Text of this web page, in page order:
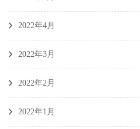
2022年4月
2022年3月
2022年2月
2022年1月